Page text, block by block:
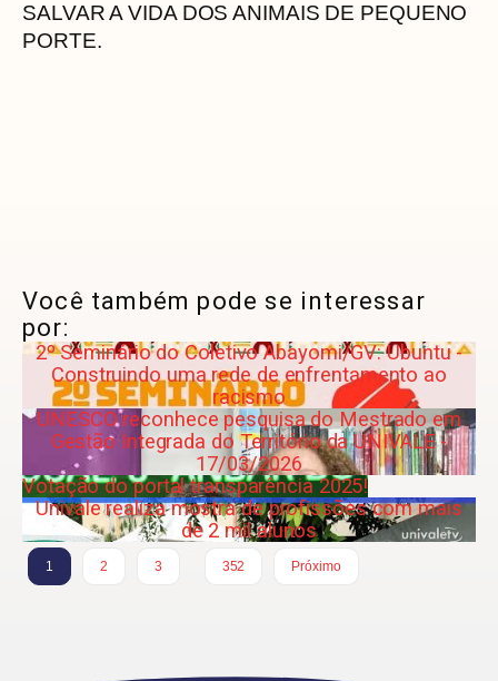
SALVAR A VIDA DOS ANIMAIS DE PEQUENO
PORTE.
Você também pode se interessar
por:
2º Seminário do Coletivo Abayomi/GV: Ubuntu -
Construindo uma rede de enfrentamento ao
racismo
UNESCO reconhece pesquisa do Mestrado em
Gestão Integrada do Território da UNIVALE -
17/03/2026
Votação do portal transparência 2025!
Univale realiza mostra de profissões com mais
de 2 mil alunos
1 2 3
352
Próximo